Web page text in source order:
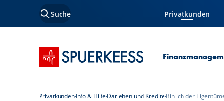
Suche Privatkunden
Aktuelle Seite
Startseite SPUERKEESS
PrivatkundenInfo & Hilfe Darlehen und Kredite Bin ich der